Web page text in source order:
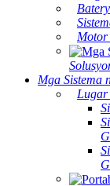
Mga Sistema
Lugar